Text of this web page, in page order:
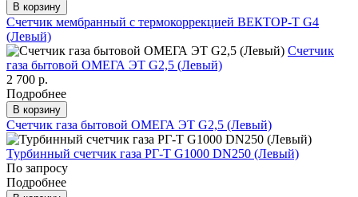
В корзину
Счетчик мембранный с термокоррекцией ВЕКТОР-Т G4
(Левый)
Счетчик
газа бытовой ОМЕГА ЭТ G2,5 (Левый)
2 700 р.
Подробнее
В корзину
Счетчик газа бытовой ОМЕГА ЭТ G2,5 (Левый)
Турбинный счетчик газа РГ-Т G1000 DN250 (Левый)
По запросу
Подробнее